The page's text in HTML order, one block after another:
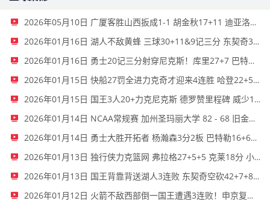
2026年05月10日 广厦客胜山西扳成1-1 胡金秋17+11 迪亚洛关键上篮不中
2026年01月16日 湖人不敌黄蜂 三球30+11&9记三分 东契奇39分 詹姆斯29+9+6
2026年01月16日 勇士20记三分射穿尼克斯！库里27+7 巴特勒32+8 穆迪三分9中7
2026年01月15日 快船27罚全进力克奇才迎来4连胜 哈登22+5+8 伦纳德33分4断
2026年01月15日 国王3人20+力克尼克斯 德罗赞里程碑 威少11助 布伦森伤退
2026年01月14日 NCAA常规赛 加州圣玛丽大学 82 - 68 旧金山大学 全场集锦
2026年01月14日 勇士大胜开拓者 杨瀚森3分2板 巴特勒16+6+5 库里9中2送11助
2026年01月13日 独行侠力克篮网 弗拉格27+5+5 克莱18分 小波特28+9
2026年01月13日 国王背靠背送湖人3连败 东契奇空砍42+7+8+4断 威少22+5+7
2026年01月12日 火箭不敌西部倒一国王遭遇3连败！申京复出19+9 阿门31+13+6